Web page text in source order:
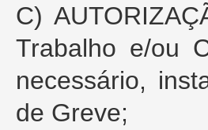
C)
Trabalho e/ou
necessário,
de Greve;